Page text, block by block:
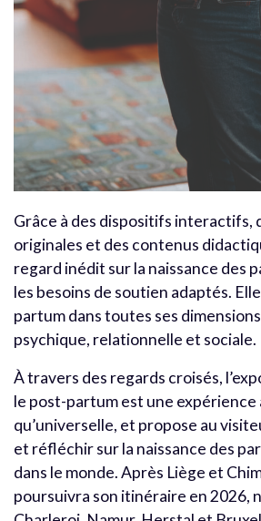
Grâce à des dispositifs interactifs,
originales et des contenus
regard inédit sur la naissance des
les besoins de soutien adaptés.
partum dans toutes ses
psychique, relationnelle et sociale.
À travers des regards croisés,
le post-partum est une expérience
qu’universelle, et propose au
et réfléchir sur la naissance des
dans le monde. Après Liège et
poursuivra son itinéraire en 2026,